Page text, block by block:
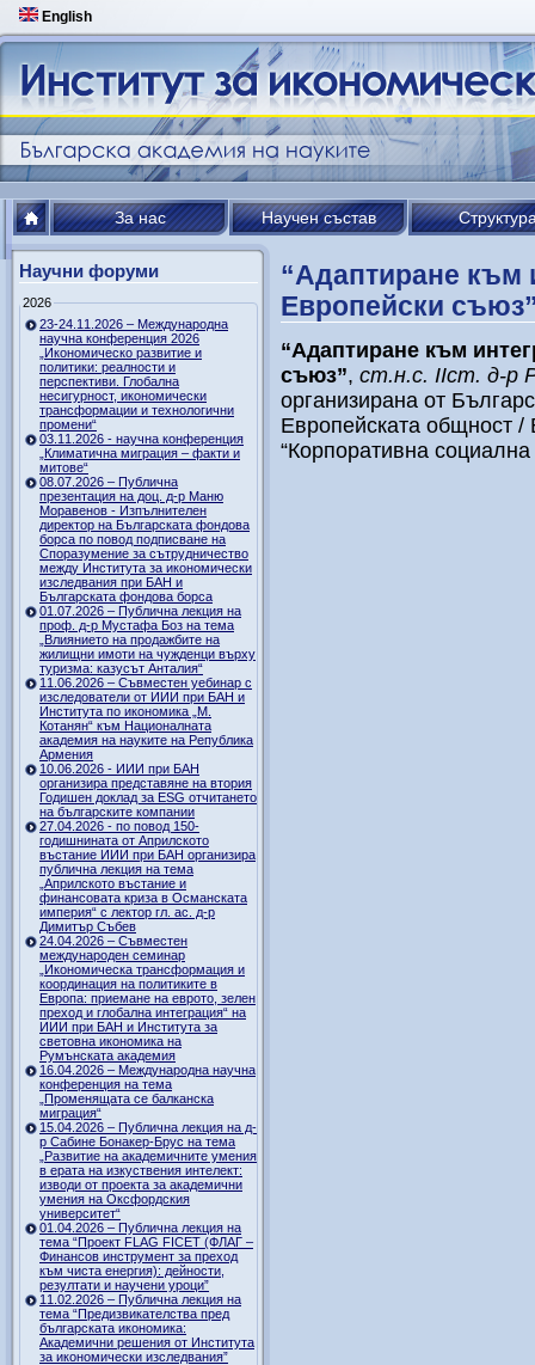
English
За нас Научен състав
Научни форуми
2026
23-24.11.2026 – Международна
научна конференция 2026
„Икономическо развитие и
политики: реалности и
перспективи. Глобална
несигурност, икономически
трансформации и технологични
промени“
03.11.2026 - научна конференция
„Климатична миграция – факти и
митове“
08.07.2026 – Публична
презентация на доц. д-р Маню
Моравенов - Изпълнителен
директор на Българската фондова
борса по повод подписване на
Споразумение за сътрудничество
между Института за икономически
изследвания при БАН и
Българската фондова борса
01.07.2026 – Публична лекция на
проф. д-р Мустафа Боз на тема
„Влиянието на продажбите на
жилищни имоти на чужденци върху
туризма: казусът Анталия“
11.06.2026 – Съвместен уебинар с
изследователи от ИИИ при БАН и
Института по икономика „М.
Котанян“ към Националната
академия на науките на Република
Армения
10.06.2026 - ИИИ при БАН
организира представяне на втория
Годишен доклад за ESG отчитането
на българските компании
27.04.2026 - по повод 150-
годишнината от Априлското
въстание ИИИ при БАН организира
публична лекция на тема
„Априлското въстание и
финансовата криза в Османската
империя“ с лектор гл. ас. д-р
Димитър Събев
24.04.2026 – Съвместен
международен семинар
„Икономическа трансформация и
координация на политиките в
Европа: приемане на еврото, зелен
преход и глобална интеграция“ на
ИИИ при БАН и Института за
световна икономика на
Румънската академия
16.04.2026 – Международна научна
конференция на тема
„Променящата се балканска
миграция“
15.04.2026 – Публична лекция на д-
р Сабине Бонакер-Брус на тема
„Развитие на академичните умения
в ерата на изкуствения интелект:
изводи от проекта за академични
умения на Оксфордския
университет“
01.04.2026 – Публична лекция на
тема “Проект FLAG FICET (ФЛАГ –
Финансов инструмент за преход
към чиста енергия): дейности,
резултати и научени уроци”
11.02.2026 – Публична лекция на
тема “Предизвикателства пред
българската икономика:
Академични решения от Института
за икономически изследвания”
“Адаптиране към
Европейски
“Адаптиране към
съюз”, ст.н.с. ІІст. д-р
организирана от
Европейската общност
“Корпоративна социална